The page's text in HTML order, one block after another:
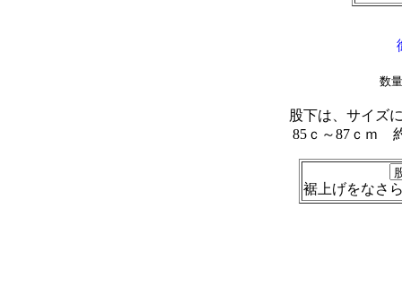
数
股下は、サイズ
85ｃ～87ｃｍ
裾上げをなさ